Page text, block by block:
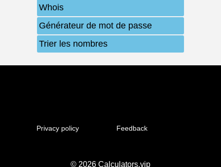
Whois
Générateur de mot de passe
Trier les nombres
Privacy policy Feedback
© 2026 Calculators.vip